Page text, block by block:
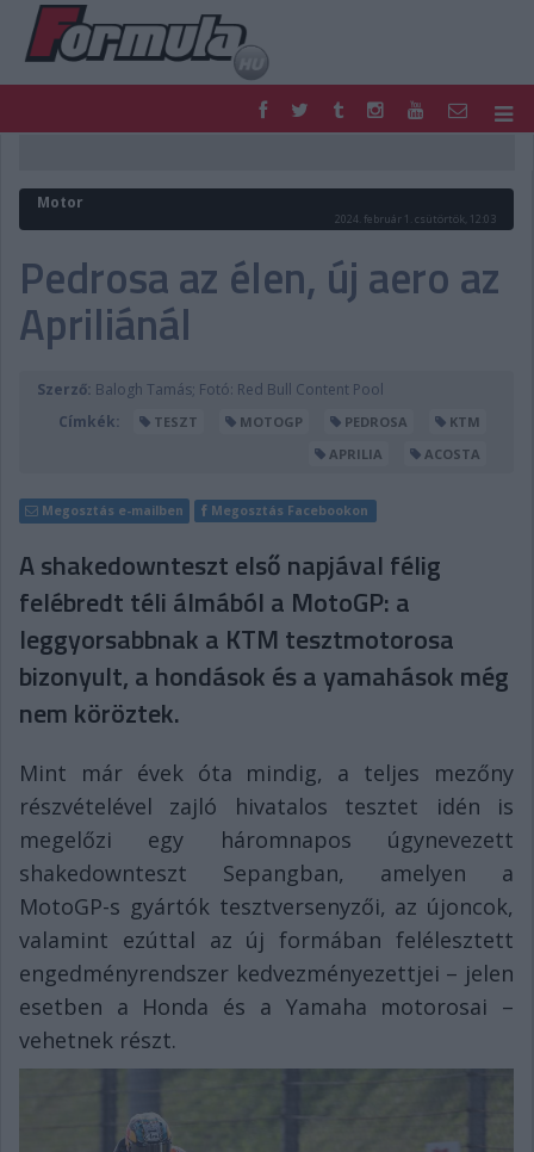
FORMULA
MOTOR
PODCAST
SHOP
LIVE
TIPPJÁTÉK
DIGITÁLIS MAGAZIN
Motor
2024. február 1. csütörtök, 12:03
Pedrosa az élen, új aero az
Apriliánál
Szerző: Balogh Tamás; Fotó: Red Bull Content Pool
Címkék:
TESZT MOTOGP PEDROSA
KTM
APRILIA
ACOSTA
Megosztás e-mailben Megosztás Facebookon
A shakedownteszt első napjával félig
felébredt téli álmából a MotoGP: a
leggyorsabbnak a KTM tesztmotorosa
bizonyult, a hondások és a yamahások még
nem köröztek.
Mint már évek óta mindig, a teljes mezőny
részvételével zajló hivatalos tesztet idén is
megelőzi egy háromnapos úgynevezett
shakedownteszt Sepangban, amelyen a
MotoGP-s gyártók tesztversenyzői, az újoncok,
valamint ezúttal az új formában felélesztett
engedményrendszer kedvezményezettjei – jelen
esetben a Honda és a Yamaha motorosai –
vehetnek részt.